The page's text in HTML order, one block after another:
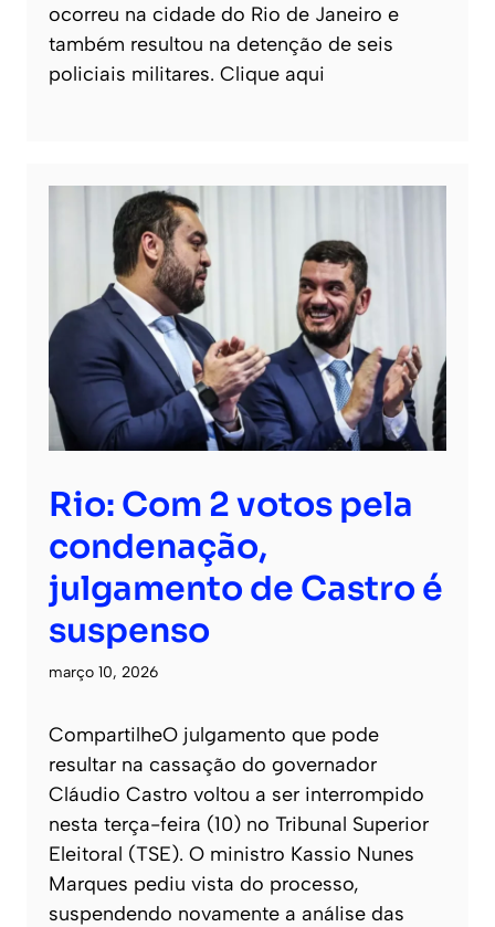
ocorreu na cidade do Rio de Janeiro e
também resultou na detenção de seis
policiais militares. Clique aqui
Rio: Com 2 votos pela
condenação,
julgamento de Castro é
suspenso
março 10, 2026
CompartilheO julgamento que pode
resultar na cassação do governador
Cláudio Castro voltou a ser interrompido
nesta terça-feira (10) no Tribunal Superior
Eleitoral (TSE). O ministro Kassio Nunes
Marques pediu vista do processo,
suspendendo novamente a análise das